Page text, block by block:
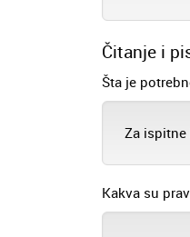
Čitanje i
Šta je
Za
Kakva su